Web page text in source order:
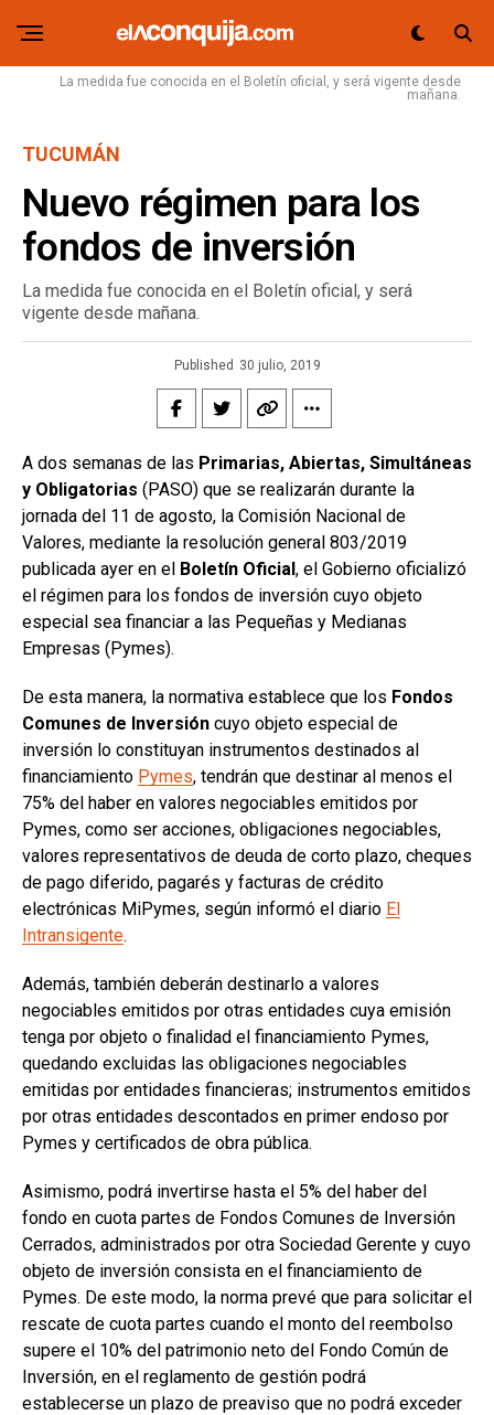
La medida fue conocida en el Boletín oficial, y será vigente desde
mañana.
TUCUMÁN
Nuevo régimen para los
fondos de inversión
La medida fue conocida en el Boletín oficial, y será
vigente desde mañana.
Published 30 julio, 2019
A dos semanas de las Primarias, Abiertas, Simultáneas
y Obligatorias (PASO) que se realizarán durante la
jornada del 11 de agosto, la Comisión Nacional de
Valores, mediante la resolución general 803/2019
publicada ayer en el Boletín Oficial, el Gobierno oficializó
el régimen para los fondos de inversión cuyo objeto
especial sea financiar a las Pequeñas y Medianas
Empresas (Pymes).
De esta manera, la normativa establece que los Fondos
Comunes de Inversión cuyo objeto especial de
inversión lo constituyan instrumentos destinados al
financiamiento Pymes, tendrán que destinar al menos el
75% del haber en valores negociables emitidos por
Pymes, como ser acciones, obligaciones negociables,
valores representativos de deuda de corto plazo, cheques
de pago diferido, pagarés y facturas de crédito
electrónicas MiPymes, según informó el diario El
Intransigente.
Además, también deberán destinarlo a valores
negociables emitidos por otras entidades cuya emisión
tenga por objeto o finalidad el financiamiento Pymes,
quedando excluidas las obligaciones negociables
emitidas por entidades financieras; instrumentos emitidos
por otras entidades descontados en primer endoso por
Pymes y certificados de obra pública.
Asimismo, podrá invertirse hasta el 5% del haber del
fondo en cuota partes de Fondos Comunes de Inversión
Cerrados, administrados por otra Sociedad Gerente y cuyo
objeto de inversión consista en el financiamiento de
Pymes. De este modo, la norma prevé que para solicitar el
rescate de cuota partes cuando el monto del reembolso
supere el 10% del patrimonio neto del Fondo Común de
Inversión, en el reglamento de gestión podrá
establecerse un plazo de preaviso que no podrá exceder